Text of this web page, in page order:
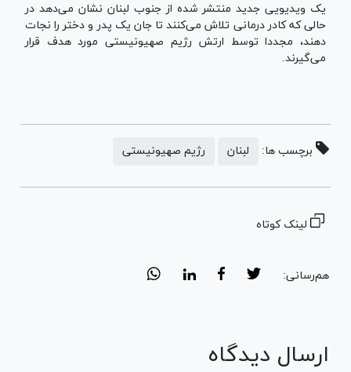
یک ویدیویی جدید منتشر شده از جنوب لبنان نشان می‌دهد در
حالی که کادر درمانی تلاش می‌کنند تا جان یک پدر و دختر را نجات
دهند، مجددا توسط ارتش رژیم صهیونیستی مورد هدف قرار
می‌گیرند.
برچسب ها: لبنان رژیم صهیونیستی
لینک کوتاه
هم‌رسانی:
ارسال دیدگاه